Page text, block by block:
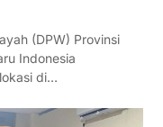
(DPW) Provinsi
Indonesia
di…